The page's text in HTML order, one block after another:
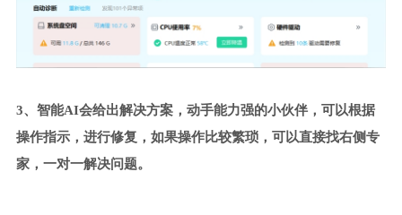
3、智能AI会给出解决方案，动手能力强的小伙伴，可以根据
操作指示，进行修复，如果操作比较繁琐，可以直接找右侧专
家，一对一解决问题。